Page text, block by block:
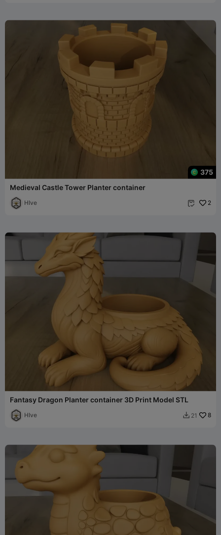
375
Medieval Castle Tower Planter container
HIve  2
Fantasy Dragon Planter container 3D Print Model STL
HIve  21 8